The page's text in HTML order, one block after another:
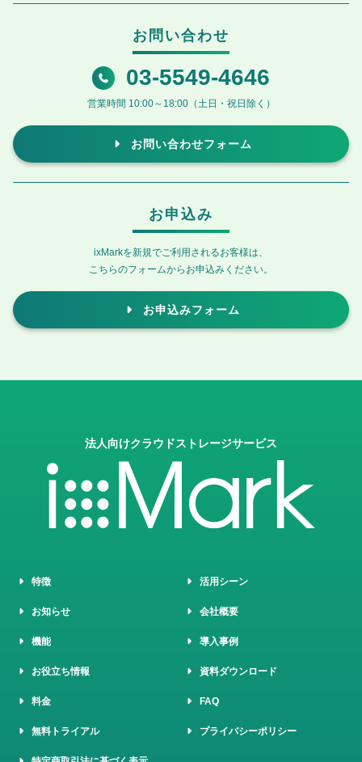
お問い合わせ
03-5549-4646
営業時間 10:00～18:00（土日・祝日除く）
お問い合わせフォーム
お申込み
ixMarkを新規でご利用されるお客様は、
こちらのフォームからお申込みください。
お申込みフォーム
法人向けクラウドストレージサービス
特徴 活用シーン
お知らせ 会社概要
機能 導入事例
お役立ち情報 資料ダウンロード
料金 FAQ
無料トライアル プライバシーポリシー